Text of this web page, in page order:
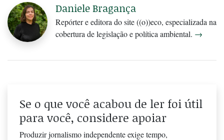
Daniele Bragança
Repórter e editora do site ((o))eco, especializada na
cobertura de legislação e política ambiental. →
Se o que você acabou de ler foi útil
para você, considere apoiar
Produzir jornalismo independente exige tempo,